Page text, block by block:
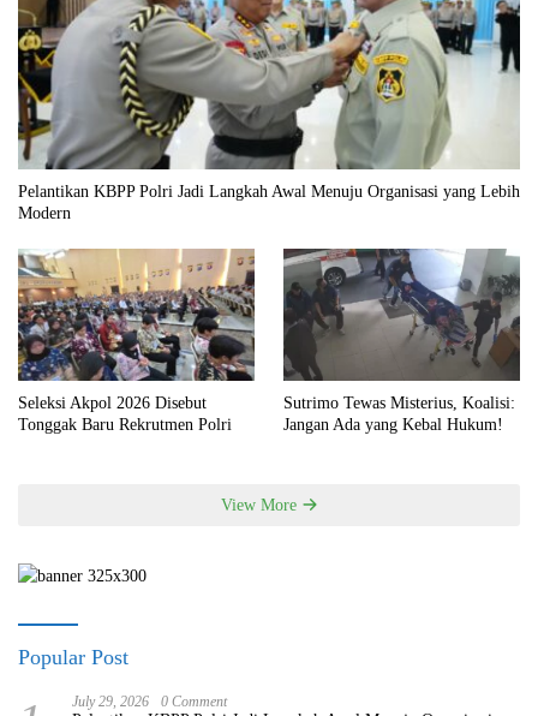
Pelantikan KBPP Polri Jadi Langkah Awal Menuju Organisasi yang Lebih
Modern
Seleksi Akpol 2026 Disebut
Tonggak Baru Rekrutmen Polri
Sutrimo Tewas Misterius, Koalisi:
Jangan Ada yang Kebal Hukum!
View More
Popular Post
July 29, 2026 0 Comment